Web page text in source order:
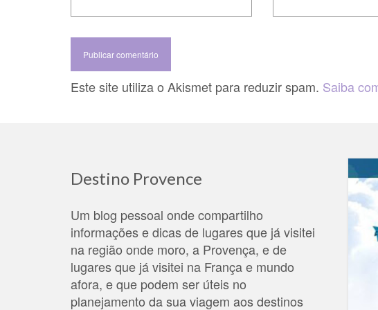
Este site utiliza o Akismet para reduzir spam. Saiba
Destino Provence
Um blog pessoal onde compartilho
informações e dicas de lugares que já visitei
na região onde moro, a Provença, e de
lugares que já visitei na França e mundo
afora, e que podem ser úteis no
planejamento da sua viagem aos destinos